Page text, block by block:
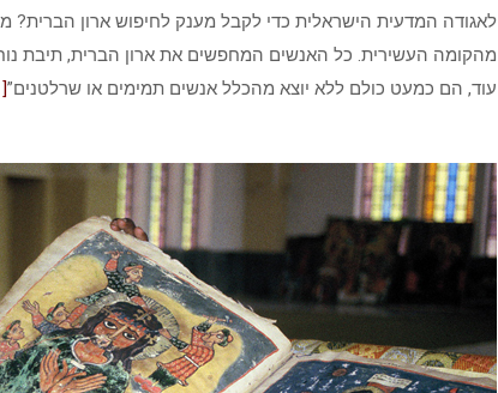
לאגודה המדעית הישראלית כדי לקבל מענק לחיפוש ארון הברית?
מהקומה העשירית. כל האנשים המחפשים את ארון הברית, תיבת
עוד, הם כמעט כולם ללא יוצא מהכלל אנשים תמימים או שרלטנים”[1]